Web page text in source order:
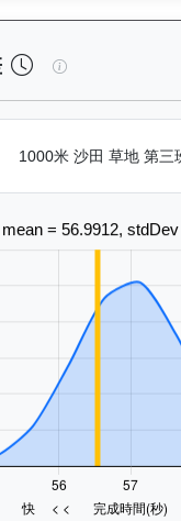
走位變化趨
連連幸運